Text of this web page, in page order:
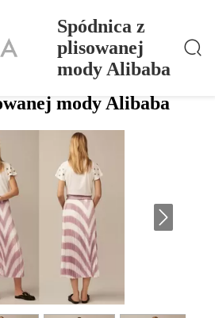
Spódnica z
plisowanej
mody Alibaba
Mody Alibaba
mody Alibaba